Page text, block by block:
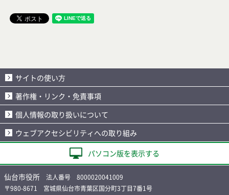
サイトの使い方
著作権・リンク・免責事項
個人情報の取り扱いについて
ウェブアクセシビリティへの取り組み
パソコン版を表示する
仙台市役所 法人番号 8000020041009
〒980-8671 宮城県仙台市青葉区国分町3丁目7番1号